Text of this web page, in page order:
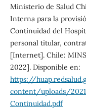
Ministerio de Salud
Interna para la
Continuidad del
personal titular,
[Internet]. Chile:
2022]. Disponible en:
https://
content/uploads/
Continuidad.pdf